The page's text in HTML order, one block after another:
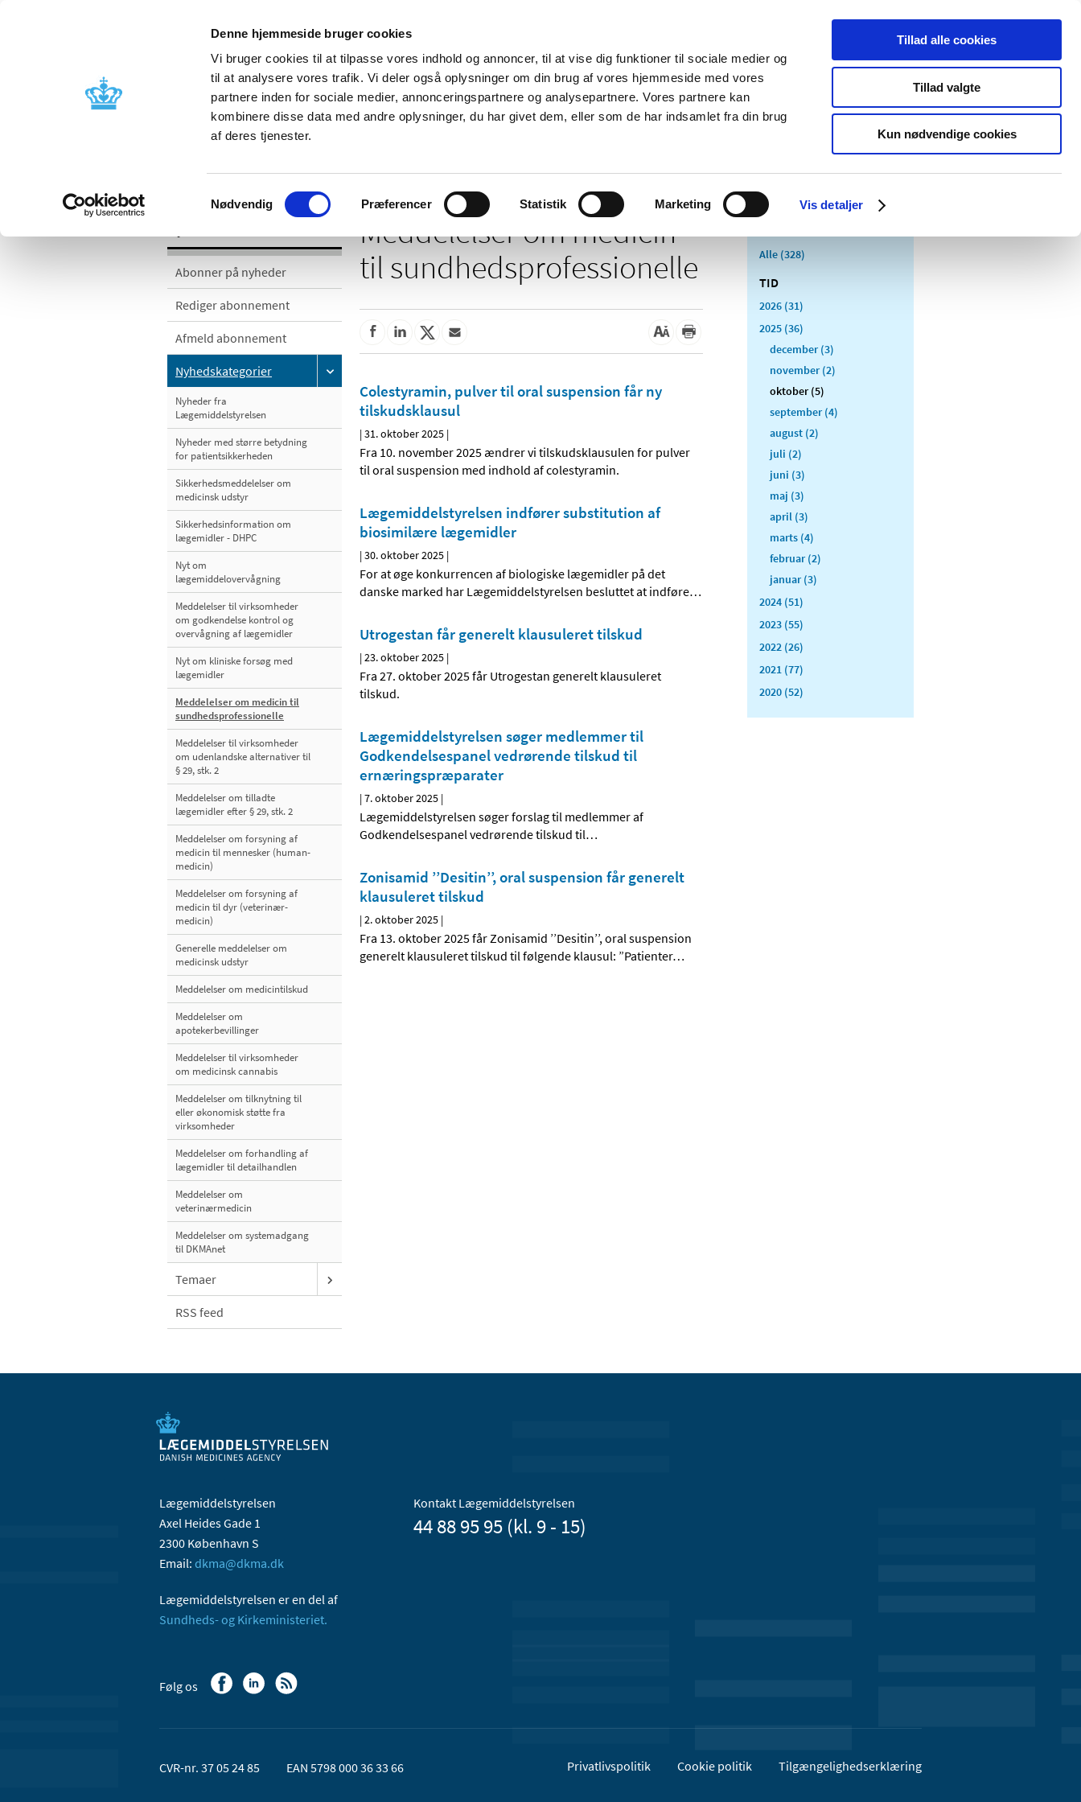
Denne hjemmeside bruger cookies
Vi bruger cookies til at tilpasse vores indhold og annoncer, til at vise dig funktioner til sociale medier og
til at analysere vores trafik. Vi deler også oplysninger om din brug af vores hjemmeside med vores
partnere inden for sociale medier, annonceringspartnere og analysepartnere. Vores partnere kan
kombinere disse data med andre oplysninger, du har givet dem, eller som de har indsamlet fra din brug
af deres tjenester.
Samtykkevalg
Nødvendig Præferencer Statistik Marketing Vis detaljer
Tillad alle cookies
Tillad valgte
Kun nødvendige cookies
Nyheder Om os Kontakt Udgivelser
Godkendelse og
Bivirkninger og
produktinformation
Tilskud og
Apoteker og salg af
Medicinsk
Særlige
produktområder
Abonner på nyheder
Rediger abonnement
Afmeld abonnement
Nyhedskategorier
Nyheder fra
Lægemiddelstyrelsen
Nyheder med større betydning
for patientsikkerheden
Sikkerhedsmeddelelser om
medicinsk udstyr
Sikkerhedsinformation om
lægemidler - DHPC
Nyt om
lægemiddelovervågning
Meddelelser til virksomheder
om godkendelse kontrol og
overvågning af lægemidler
Nyt om kliniske forsøg med
lægemidler
Meddelelser om medicin til
sundhedsprofessionelle
Meddelelser til virksomheder
om udenlandske alternativer til
§ 29, stk. 2
Meddelelser om tilladte
lægemidler efter § 29, stk. 2
Meddelelser om forsyning af
medicin til mennesker (human-
medicin)
Meddelelser om forsyning af
medicin til dyr (veterinær-
medicin)
Generelle meddelelser om
medicinsk udstyr
Meddelelser om medicintilskud
Meddelelser om
apotekerbevillinger
Meddelelser til virksomheder
om medicinsk cannabis
Meddelelser om tilknytning til
eller økonomisk støtte fra
virksomheder
Meddelelser om forhandling af
lægemidler til detailhandlen
Meddelelser om
veterinærmedicin
Meddelelser om systemadgang
til DKMAnet
Temaer
RSS feed
Meddelelser om medicin
til sundhedsprofessionelle
Colestyramin, pulver til oral suspension får ny
tilskudsklausul
|31. oktober 2025 |
Fra 10. november 2025 ændrer vi tilskudsklausulen for pulver
til oral suspension med indhold af colestyramin.
Lægemiddelstyrelsen indfører substitution af
biosimilære lægemidler
|30. oktober 2025 |
For at øge konkurrencen af biologiske lægemidler på det
danske marked har Lægemiddelstyrelsen besluttet at indføre…
Utrogestan får generelt klausuleret tilskud
|23. oktober 2025 |
Fra 27. oktober 2025 får Utrogestan generelt klausuleret
tilskud.
Lægemiddelstyrelsen søger medlemmer til
Godkendelsespanel vedrørende tilskud til
ernæringspræparater
|7. oktober 2025 |
Lægemiddelstyrelsen søger forslag til medlemmer af
Godkendelsespanel vedrørende tilskud til…
Zonisamid ’’Desitin’’, oral suspension får generelt
klausuleret tilskud
|2. oktober 2025 |
Fra 13. oktober 2025 får Zonisamid ’’Desitin’’, oral suspension
generelt klausuleret tilskud til følgende klausul: ”Patienter…
Alle (328)
TID
2026 (31)
2025 (36)
december (3)
november (2)
oktober (5)
september (4)
august (2)
juli (2)
juni (3)
maj (3)
april (3)
marts (4)
februar (2)
januar (3)
2024 (51)
2023 (55)
2022 (26)
2021 (77)
2020 (52)
Lægemiddelstyrelsen
Axel Heides Gade 1
2300 København S
Email: dkma@dkma.dk
Lægemiddelstyrelsen er en del af
Sundheds- og Kirkeministeriet.
Kontakt Lægemiddelstyrelsen
44 88 95 95 (kl. 9 - 15)
Følg os
CVR-nr. 37 05 24 85 EAN 5798 000 36 33 66 Privatlivspolitik Cookie politik Tilgængelighedserklæring